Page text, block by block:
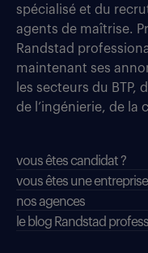
spécialisé et du
agents de maîtrise.
Randstad
maintenant ses
les secteurs du BTP,
de l’ingénierie, de la
vous êtes candidat ?
vous êtes une
nos agences
le blog Randstad